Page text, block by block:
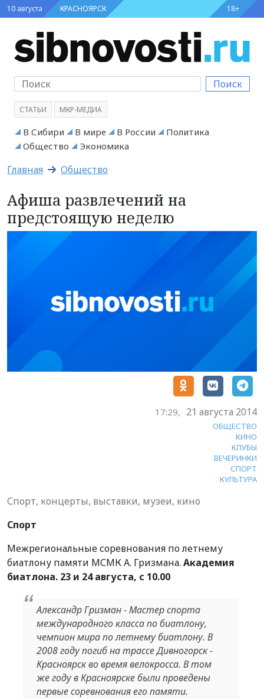
10 августа КРАСНОЯРСК 18+
Поиск
СТАТЬИ МКР-МЕДИА
В Сибири В мире В России
Политика
Общество
Экономика
Главная Общество
Афиша развлечений на
предстоящую неделю
17:29, 21 августа 2014
ОБЩЕСТВО
КИНО
КЛУБЫ
ВЕЧЕРИНКИ
СПОРТ
КУЛЬТУРА
Спорт, концерты, выставки, музеи, кино
Спорт
Межрегиональные соревнования по летнему
биатлону памяти МСМК А. Гризмана. Академия
биатлона. 23 и 24 августа, с 10.00
Александр Гризман - Мастер спорта
международного класса по биатлону,
чемпион мира по летнему биатлону. В
2008 году погиб на трассе Дивногорск -
Красноярск во время велокросса. В том
же году в Красноярске были проведены
первые соревнования его памяти.